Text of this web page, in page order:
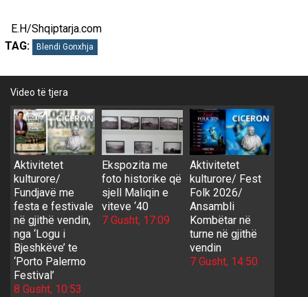
E.H/Shqiptarja.com
TAG:
Blendi Gonxhja
Video të tjera
Aktivitetet
kulturore/
Fundjavë me
festa e festivale
në gjithë vendin,
nga ‘Logu i
Bjeshkëve’ te
‘Porto Palermo
Festival’
8 Gusht, 10:53
Ekspozita me
foto historike që
sjell Maliqin e
viteve ‘40
7 Gusht, 17:09
Aktivitetet
kulturore/ Fest
Folk 2026/
Ansambli
Kombëtar në
turne në gjithë
vendin
7 Gusht, 14:50